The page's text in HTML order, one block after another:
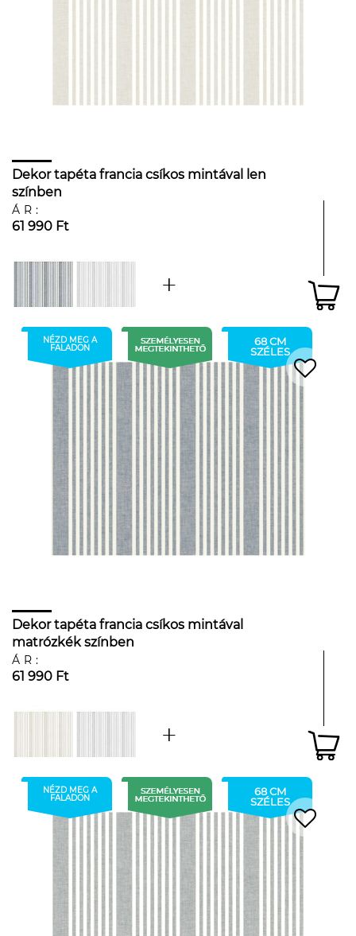
Dekor tapéta francia csíkos mintával len
színben
ÁR:
61 990 Ft
NÉZD MEG A
FALADON
68 CM
SZÉLES
Dekor tapéta francia csíkos mintával
matrózkék színben
ÁR:
61 990 Ft
NÉZD MEG A
FALADON
68 CM
SZÉLES